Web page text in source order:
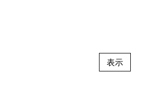
表示